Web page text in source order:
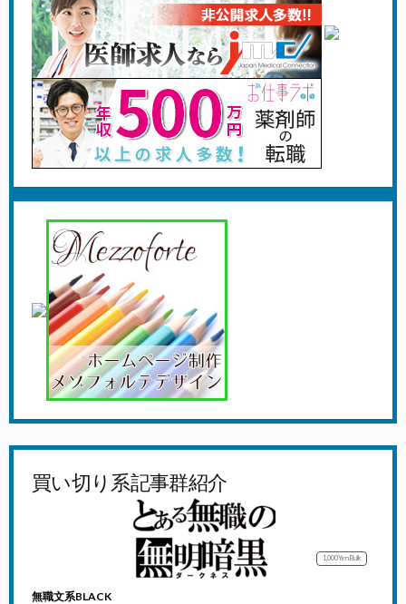
買い切り系記事群紹介
1,000YenBulk
無職文系BLACK